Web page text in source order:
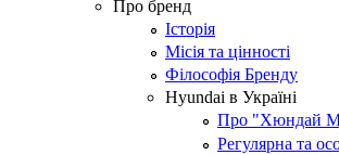
Про бренд
Історія
Місія та цінності
Філософія Бренду
Hyundai в Україні
Про "Хюндай
Регулярна та